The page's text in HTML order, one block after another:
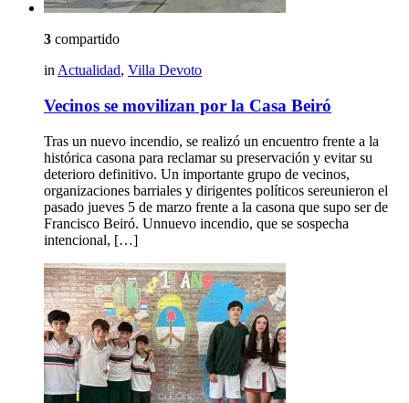
3 compartido
in Actualidad, Villa Devoto
Vecinos se movilizan por la Casa Beiró
Tras un nuevo incendio, se realizó un encuentro frente a la
histórica casona para reclamar su preservación y evitar su
deterioro definitivo. Un importante grupo de vecinos,
organizaciones barriales y dirigentes políticos sereunieron el
pasado jueves 5 de marzo frente a la casona que supo ser de
Francisco Beiró. Unnuevo incendio, que se sospecha
intencional, […]